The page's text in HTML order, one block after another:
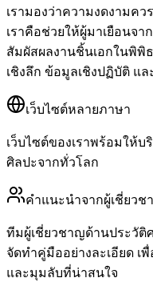
เรามองว่าความงดงามค
เราคือช่วยให้ผู้มาเยือนจ
สัมผัสผลงานชิ้นเอกในพิ
เชิงลึก ข้อมูลเชิงปฏิบัติ แ
เว็บไซต์หลายภาษา
เว็บไซต์ของเราพร้อมให้
ศิลปะจากทั่วโลก
คำแนะนำจากผู้เชี่ยวช
ทีมผู้เชี่ยวชาญด้านประวัติ
จัดทำคู่มืออย่างละเอียด
และมุมลับที่น่าสนใจ